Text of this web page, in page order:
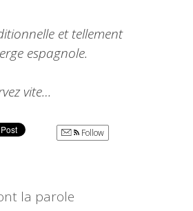
et tellement
espagnole.
vite…
Follow
la parole